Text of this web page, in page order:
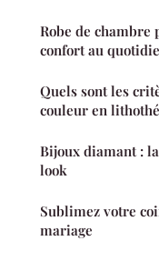
Robe de chambre
confort au
Quels sont les
couleur en
Bijoux diamant :
look
Sublimez votre
mariage